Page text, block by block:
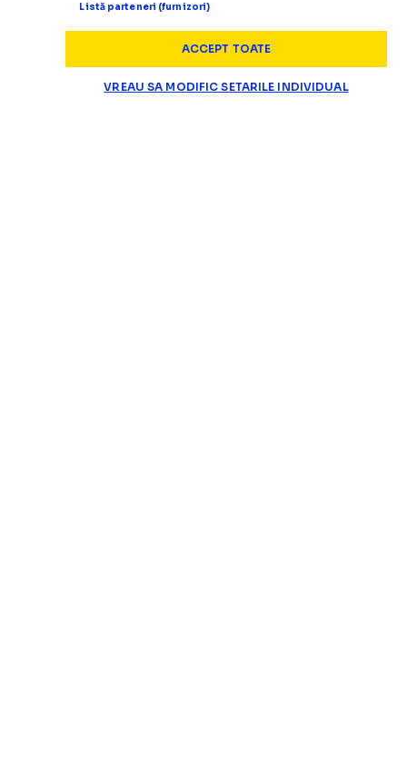
Listă parteneri (furnizori)
ACCEPT TOATE
VREAU SA MODIFIC SETARILE INDIVIDUAL